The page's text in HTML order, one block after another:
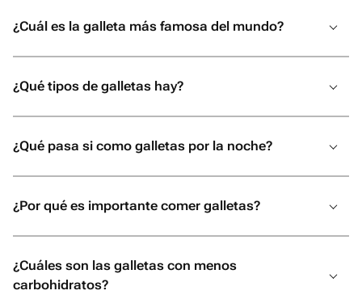
¿Cuál es la galleta más famosa del mundo?
¿Qué tipos de galletas hay?
¿Qué pasa si como galletas por la noche?
¿Por qué es importante comer galletas?
¿Cuáles son las galletas con menos
carbohidratos?